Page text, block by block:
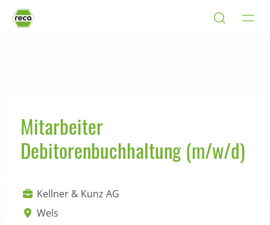
Mitarbeiter
Debitorenbuchhaltung (m/w/d)
Kellner & Kunz AG
Wels